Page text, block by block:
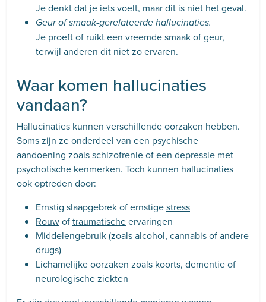
Je denkt dat je iets voelt, maar dit is niet het geval.
Geur of smaak-gerelateerde hallucinaties.
Je proeft of ruikt een vreemde smaak of geur,
terwijl anderen dit niet zo ervaren.
Waar komen hallucinaties
vandaan?
Hallucinaties kunnen verschillende oorzaken hebben.
Soms zijn ze onderdeel van een psychische
aandoening zoalsschizofrenieof een depressie met
psychotische kenmerken. Toch kunnen hallucinaties
ook optreden door:
Ernstig slaapgebrek of ernstigestress
Rouwoftraumatischeervaringen
Middelengebruik (zoals alcohol, cannabis of andere
drugs)
Lichamelijke oorzaken zoals koorts, dementie of
neurologische ziekten